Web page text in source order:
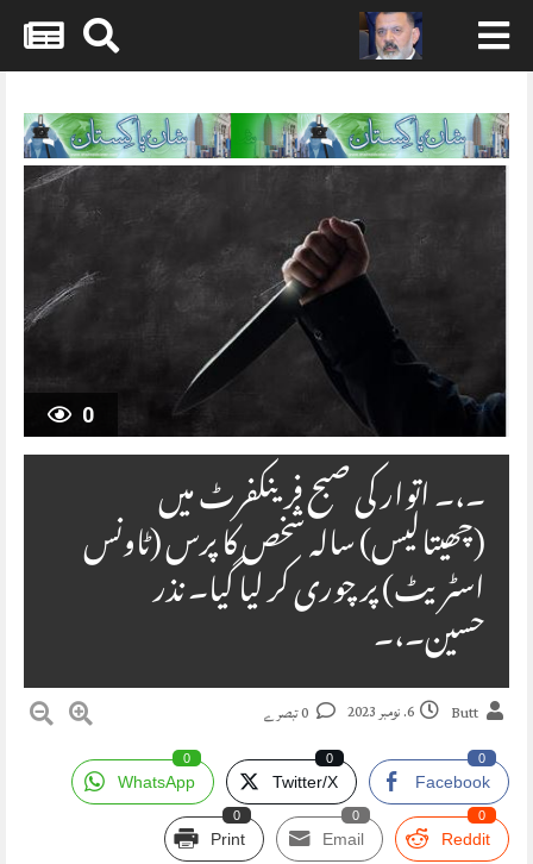
Skip
content
0
۔،۔ اتوار کی صبح فرینکفرٹ میں
(چھیتالیس) سالہ شخص کا پرس (ٹاونس
اسٹریٹ) پر چوری کر لیا گیا۔ نذر
حسین۔،۔
Butt 6. نومبر 2023
Facebook
0
Twitter/X
0
WhatsApp
0
Reddit
0
Email
0
Print
0